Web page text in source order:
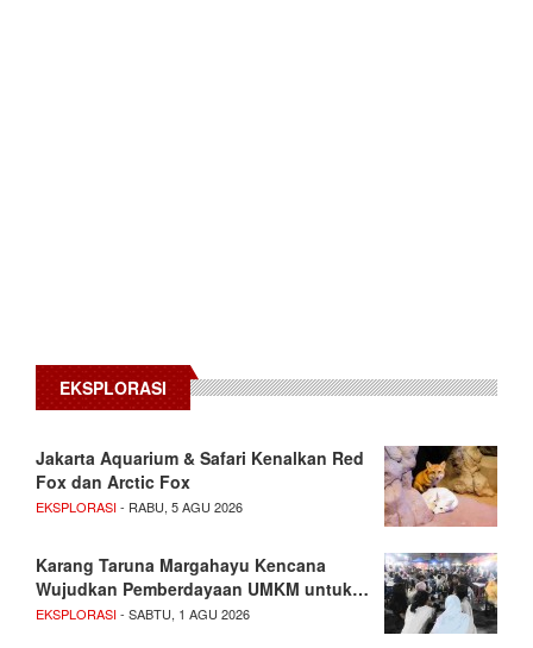
EKSPLORASI
Jakarta Aquarium & Safari Kenalkan Red
Fox dan Arctic Fox
EKSPLORASI- RABU, 5 AGU 2026
Karang Taruna Margahayu Kencana
Wujudkan Pemberdayaan UMKM untuk…
EKSPLORASI- SABTU, 1 AGU 2026